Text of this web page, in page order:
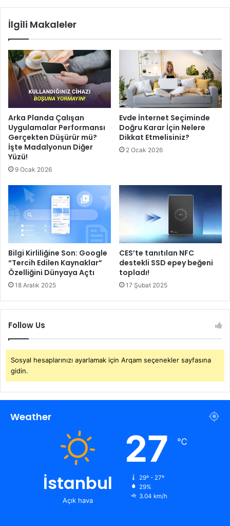
İlgili Makaleler
Arka Planda Çalışan
Uygulamalar Performansı
Gerçekten Düşürür mü?
İşte Madalyonun Diğer
Yüzü!
9 Ocak 2026
Evde İnternet Seçiminde
Doğru Karar İçin Nelere
Dikkat Etmelisiniz?
2 Ocak 2026
Bilgi Kirliliğine Son: Google
“Tercih Edilen Kaynaklar”
Özelliğini Dünyaya Açtı
18 Aralık 2025
CES’te tanıtılan NFC
destekli SSD epey beğeni
topladı!
17 Şubat 2025
Follow Us
Sosyal hesaplarınızı ayarlamak için Arqam seçenekler sayfasına
gidin.
Weather
İstanbul
Açık hava
27 ℃
29º - 27º
29%
3.04 km/h